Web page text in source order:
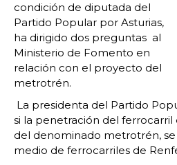
condición de diputada del
Partido Popular por Asturias,
ha dirigido dos preguntas al
Ministerio de Fomento en
relación con el proyecto del
metrotrén.
La presidenta del Partido
si la penetración del ferrocarril
del denominado metrotrén, se
medio de ferrocarriles de